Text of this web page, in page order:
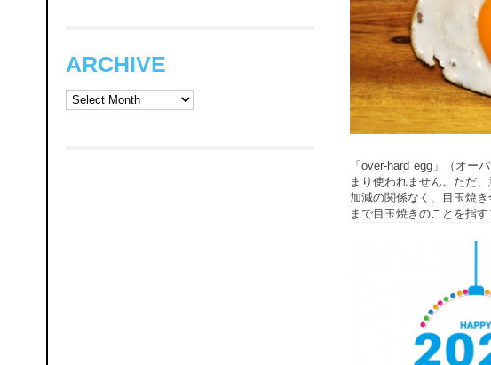
「over-hard egg」（オー
まり使われません。ただ
加減の関係なく、目玉焼
まで目玉焼きのことを指
ARCHIVE
ARCHIVE